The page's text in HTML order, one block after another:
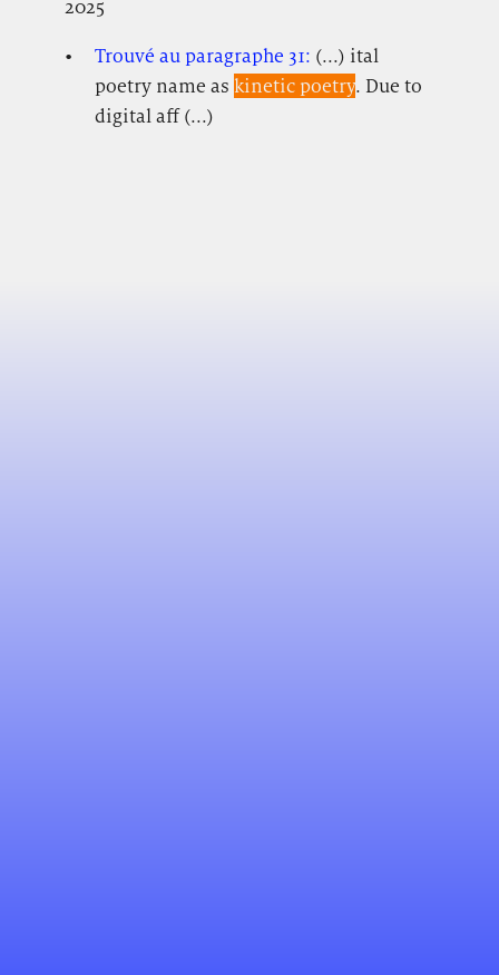
2025
Trouvé au paragraphe 31: (...) ital
poetry name as kinetic poetry. Due to
digital aff (...)